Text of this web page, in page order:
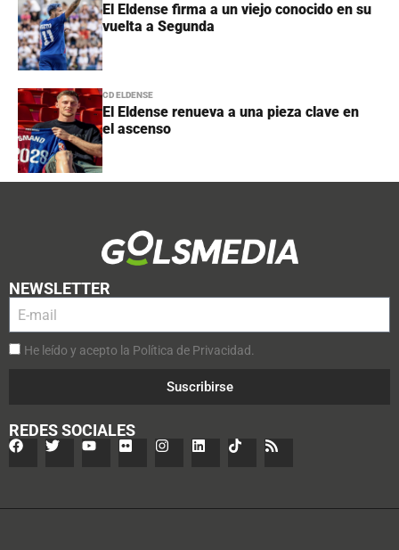
El Eldense firma a un viejo conocido en su
vuelta a Segunda
CD ELDENSE
El Eldense renueva a una pieza clave en
el ascenso
NEWSLETTER
He leído y acepto la Política de Privacidad.
Suscribirse
REDES SOCIALES